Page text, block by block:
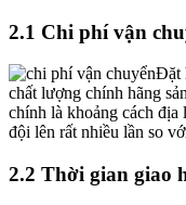
2.1 Chi phí vận
Đặt
chất lượng chính hãng
chính là khoảng cách
đội lên rất nhiều lần so
2.2 Thời gian giao